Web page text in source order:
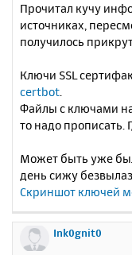
Прочитал кучу
источниках,
получилось
Ключи SSL
certbot.
Файлы с ключами
то надо прописать.
Может быть уже
день сижу
Скриншот ключей
Ink0gnit0